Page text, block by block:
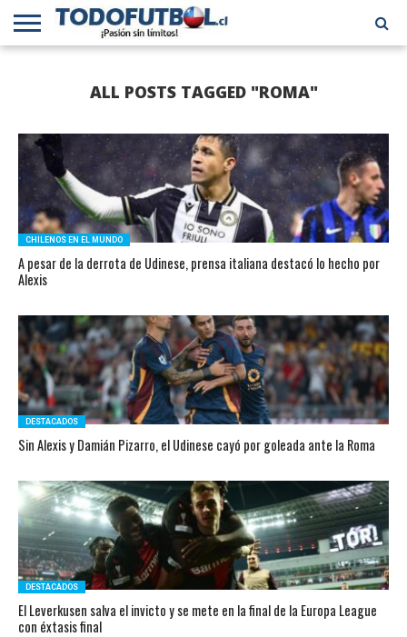
INTERNACIONALALL POSTS TAGGED "ROMA"
CHILENOS EN EL MUNDO
A pesar de la derrota de Udinese, prensa italiana destacó lo hecho por
Alexis
DESTACADOS
Sin Alexis y Damián Pizarro, el Udinese cayó por goleada ante la Roma
DESTACADOS
El Leverkusen salva el invicto y se mete en la final de la Europa League
con éxtasis final